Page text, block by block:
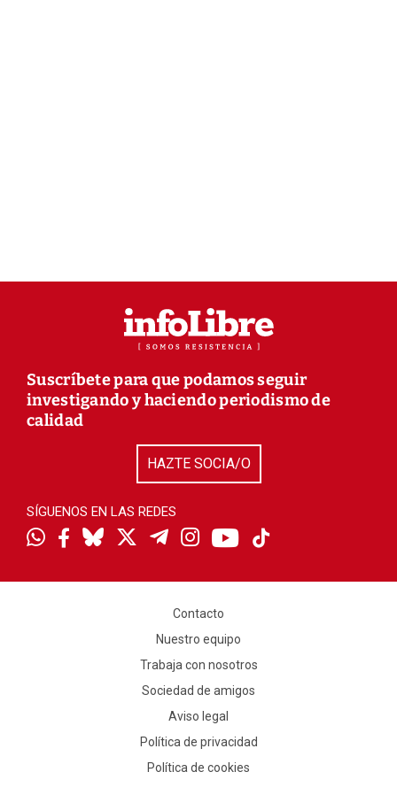
Suscríbete para que podamos seguir
investigando y haciendo periodismo de
calidad
HAZTE SOCIA/O
SÍGUENOS EN LAS REDES
Contacto
Nuestro equipo
Trabaja con nosotros
Sociedad de amigos
Aviso legal
Política de privacidad
Política de cookies